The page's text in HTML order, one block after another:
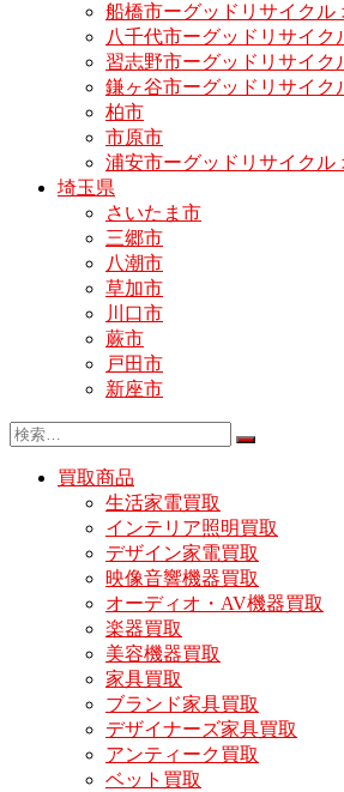
船橋市ーグッドリサイクル
八千代市ーグッドリサイ
習志野市ーグッドリサイク
鎌ヶ谷市ーグッドリサイク
柏市
市原市
浦安市ーグッドリサイクル
埼玉県
さいたま市
三郷市
八潮市
草加市
川口市
蕨市
戸田市
新座市
買取商品
生活家電買取
インテリア照明買取
デザイン家電買取
映像音響機器買取
オーディオ・AV機器買取
楽器買取
美容機器買取
家具買取
ブランド家具買取
デザイナーズ家具買取
アンティーク買取
ベット買取